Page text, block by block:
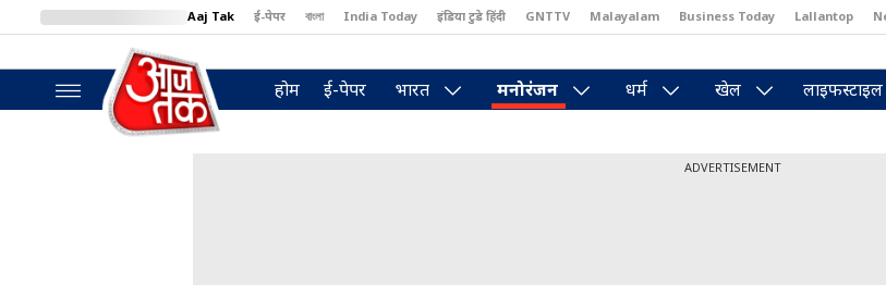
Aaj Tak ई-पेपर বাংলা India Today इंडिया टुडे हिंदी GNTTV Malayalam Business Today Lallantop
BT Bazaar
होम ई-पेपर भारत मनोरंजन धर्म खेल लाइफस्टाइल
ADVERTISEMENT